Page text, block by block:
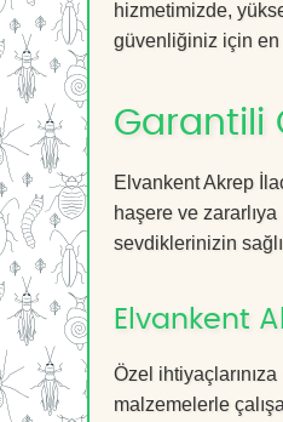
hizmetimizde,
güvenliğiniz için en
Garantili
Elvankent Akrep
haşere ve
sevdiklerinizin
Elvankent
Özel
malzemelerle